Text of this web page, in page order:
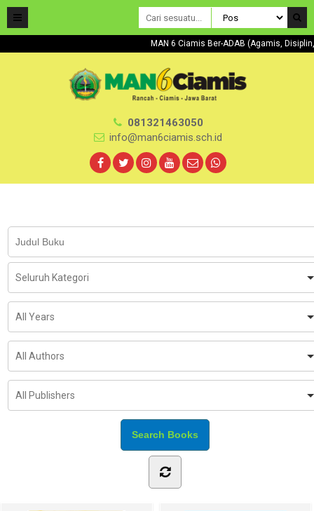
MAN 6 Ciamis Ber-ADAB (Agamis,
081321463050
info@man6ciamis.sch.id